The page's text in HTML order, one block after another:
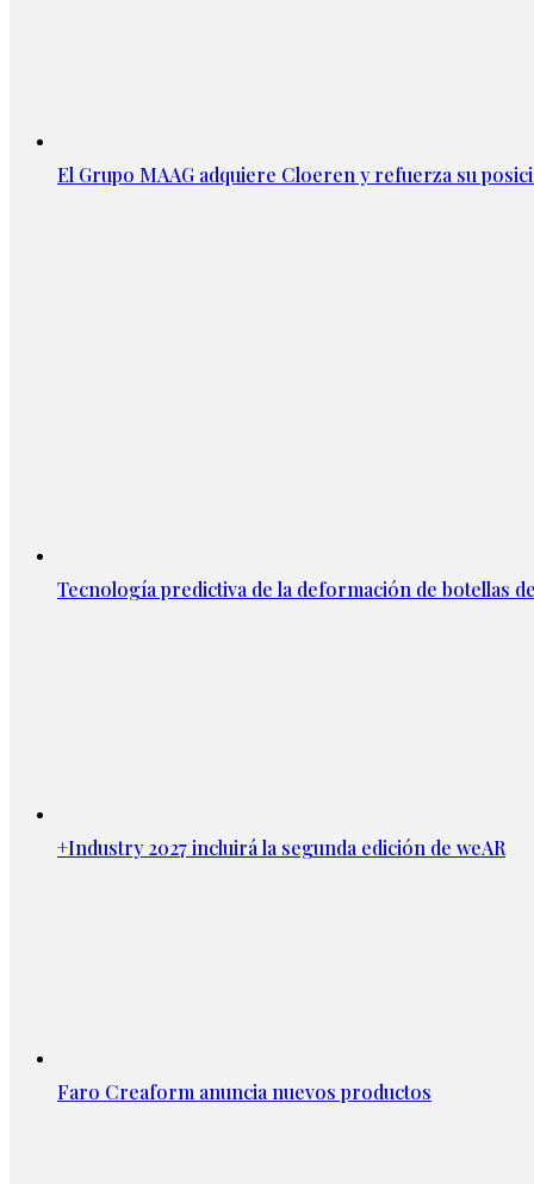
El Grupo MAAG adquiere Cloeren y refuerza su
Tecnología predictiva de la deformación de botellas
+Industry 2027 incluirá la segunda edición de weAR
Faro Creaform anuncia nuevos productos